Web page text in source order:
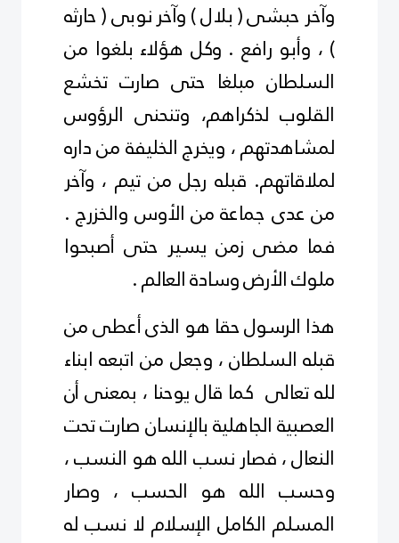
وآخر حبشى ( بلال ) وآخر نوبى ( حارثه
) ، وأبو رافع . وكل هؤلاء بلغوا من
السلطان مبلغا حتى صارت تخشع
القلوب لذكراهم، وتنحنى الرؤوس
لمشاهدتهم ، ويخرج الخليفة من داره
لملاقاتهم. قبله رجل من تيم ، وآخر
من عدى جماعة من الأوس والخزرج .
فما مضى زمن يسير حتى أصبحوا
ملوك الأرض وسادة العالم .
هذا الرسول حقا هو الذى أعطى من
قبله السلطان ، وجعل من اتبعه ابناء
لله تعالى كما قال يوحنا ، بمعنى أن
العصبية الجاهلية بالإنسان صارت تحت
النعال ، فصار نسب الله هو النسب ،
وحسب الله هو الحسب ، وصار
المسلم الكامل الإسلام لا نسب له